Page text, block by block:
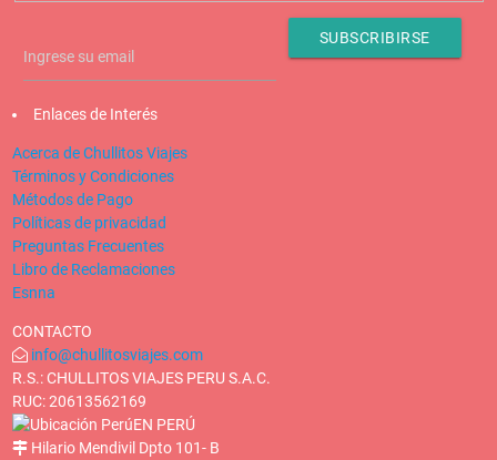
Enlaces de Interés
Acerca de Chullitos Viajes
Términos y Condiciones
Métodos de Pago
Políticas de privacidad
Preguntas Frecuentes
Libro de Reclamaciones
Esnna
CONTACTO
info@chullitosviajes.com
R.S.: CHULLITOS VIAJES PERU S.A.C.
RUC: 20613562169
EN PERÚ
Hilario Mendivil Dpto 101- B